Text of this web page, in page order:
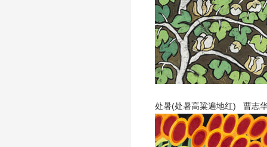
处暑(处暑高粱遍地红) 曹